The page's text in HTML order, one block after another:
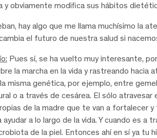
y obviamente modifica sus hábitos
hay algo que me llama muchísimo la
el futuro de nuestra salud si
Pues sí, se ha vuelto muy interesante,
la marcha en la vida y rastreando hacia
misma genética, por ejemplo, entre
o a través de cesárea. El sólo atravesar
de la madre que te van a fortalecer
a lo largo de la vida. Y cuando es a
de la piel. Entonces ahí en sí ya tu